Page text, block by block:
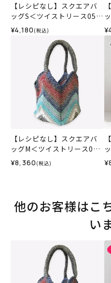
【レシピなし】スクエアバ
ッグS＜ツイストリース05X
＞（編み物 材料セット）
¥4,180 (税込)
【レシピなし】スクエアバ
ッグM＜ツイストリース010
4＞（編み物 材料セット）
¥8,360 (税込)
6
他のお客様はこ
い